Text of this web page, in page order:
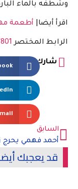
وشطفه بالماء
اقرأ أيضا| أطعمة
الرابط المختصر
شارك
السابق
قد يعجبك